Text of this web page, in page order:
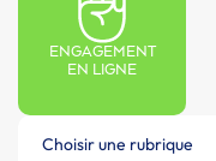
ENGAGEMENT
EN LIGNE
Choisir une rubrique